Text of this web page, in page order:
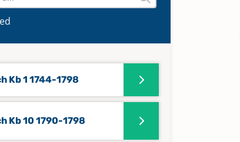
Kb 1 1744-1798
Kb 10 1790-1798